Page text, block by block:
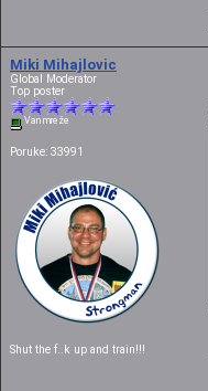
Miki Mihajlovic
Global Moderator
Top poster
Van mreže
Poruke: 33991
Shut the f..k up and train!!!